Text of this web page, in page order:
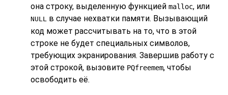
она строку, выделенную функцией malloc, или
NULL в случае нехватки памяти. Вызывающий
код может рассчитывать на то, что в этой
строке не будет специальных символов,
требующих экранирования. Завершив работу с
этой строкой, вызовите PQfreemem, чтобы
освободить её.